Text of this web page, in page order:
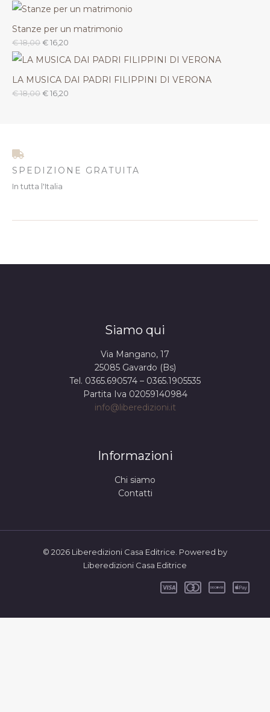
Stanze per un matrimonio
€18,00 € 16,20
LA MUSICA DAI PADRI FILIPPINI DI VERONA
€18,00 € 16,20
SPEDIZIONE GRATUITA
In tutta l'Italia
Siamo qui
Via Mangano, 17
25085 Gavardo (Bs)
Tel. 0365.690574 – 0365.1905535
Partita Iva 02059140984
info@liberedizioni.it
Informazioni
Chi siamo
Contatti
© 2026 Liberedizioni Casa Editrice. Powered by
Liberedizioni Casa Editrice